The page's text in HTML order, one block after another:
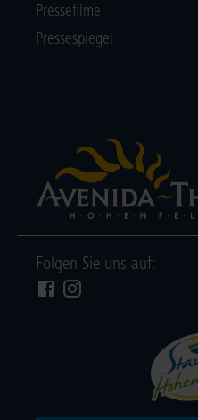
Pressefilme
Pressespiegel
Folgen Sie uns auf: